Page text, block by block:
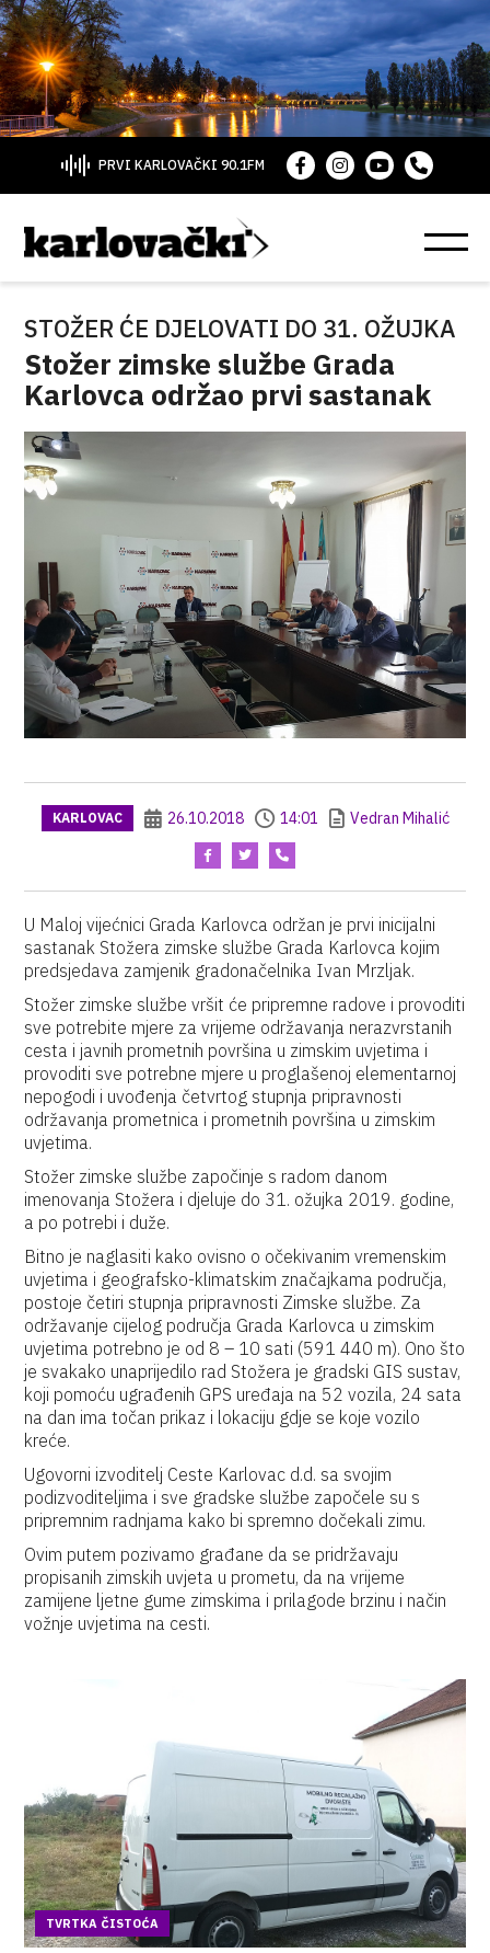
PRVI KARLOVAČKI 90.1FM
STOŽER ĆE DJELOVATI DO 31. OŽUJKA
Stožer zimske službe Grada
Karlovca održao prvi sastanak
KARLOVAC 26.10.2018 14:01 Vedran Mihalić
U Maloj vijećnici Grada Karlovca održan je prvi inicijalni
sastanak Stožera zimske službe Grada Karlovca kojim
predsjedava zamjenik gradonačelnika Ivan Mrzljak.
Stožer zimske službe vršit će pripremne radove i provoditi
sve potrebite mjere za vrijeme održavanja nerazvrstanih
cesta i javnih prometnih površina u zimskim uvjetima i
provoditi sve potrebne mjere u proglašenoj elementarnoj
nepogodi i uvođenja četvrtog stupnja pripravnosti
održavanja prometnica i prometnih površina u zimskim
uvjetima.
Stožer zimske službe započinje s radom danom
imenovanja Stožera i djeluje do 31. ožujka 2019. godine,
a po potrebi i duže.
Bitno je naglasiti kako ovisno o očekivanim vremenskim
uvjetima i geografsko-klimatskim značajkama područja,
postoje četiri stupnja pripravnosti Zimske službe. Za
održavanje cijelog područja Grada Karlovca u zimskim
uvjetima potrebno je od 8 – 10 sati (591 440 m). Ono što
je svakako unaprijedilo rad Stožera je gradski GIS sustav,
koji pomoću ugrađenih GPS uređaja na 52 vozila, 24 sata
na dan ima točan prikaz i lokaciju gdje se koje vozilo
kreće.
Ugovorni izvoditelj Ceste Karlovac d.d. sa svojim
podizvoditeljima i sve gradske službe započele su s
pripremnim radnjama kako bi spremno dočekali zimu.
Ovim putem pozivamo građane da se pridržavaju
propisanih zimskih uvjeta u prometu, da na vrijeme
zamijene ljetne gume zimskima i prilagode brzinu i način
vožnje uvjetima na cesti.
TVRTKA ČISTOĆA